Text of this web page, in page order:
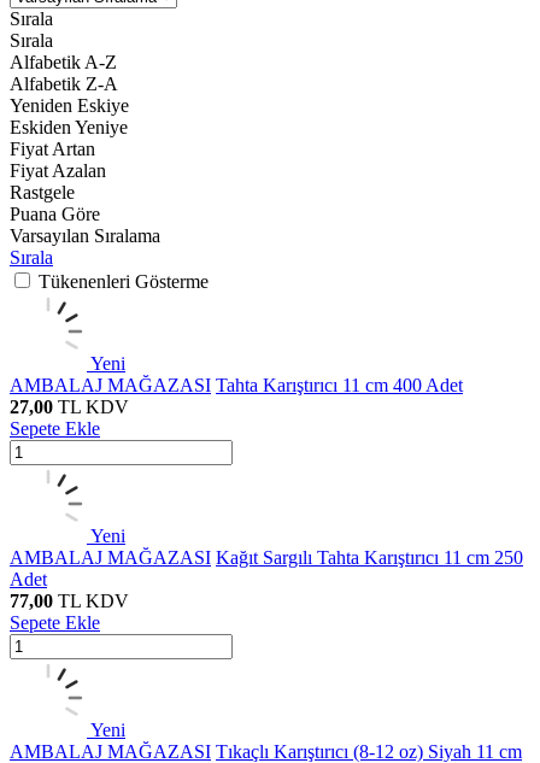
Sırala
Sırala
Alfabetik A-Z
Alfabetik Z-A
Yeniden Eskiye
Eskiden Yeniye
Fiyat Artan
Fiyat Azalan
Rastgele
Puana Göre
Varsayılan Sıralama
Sırala
Tükenenleri Gösterme
Yeni
AMBALAJ MAĞAZASI Tahta Karıştırıcı 11 cm 400 Adet
27,00 TL KDV
Sepete Ekle
Yeni
AMBALAJ MAĞAZASI Kağıt Sargılı Tahta Karıştırıcı 11 cm 250
Adet
77,00 TL KDV
Sepete Ekle
Yeni
AMBALAJ MAĞAZASI Tıkaçlı Karıştırıcı (8-12 oz) Siyah 11 cm